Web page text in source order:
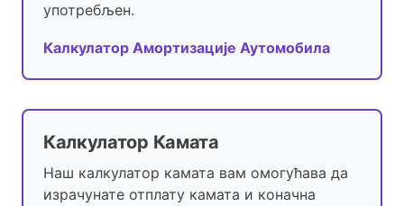
употребљен.
Калкулатор Амортизације Аутомобила
Калкулатор Камата
Наш калкулатор камата вам омогућава да
израчунате отплату камата и коначна